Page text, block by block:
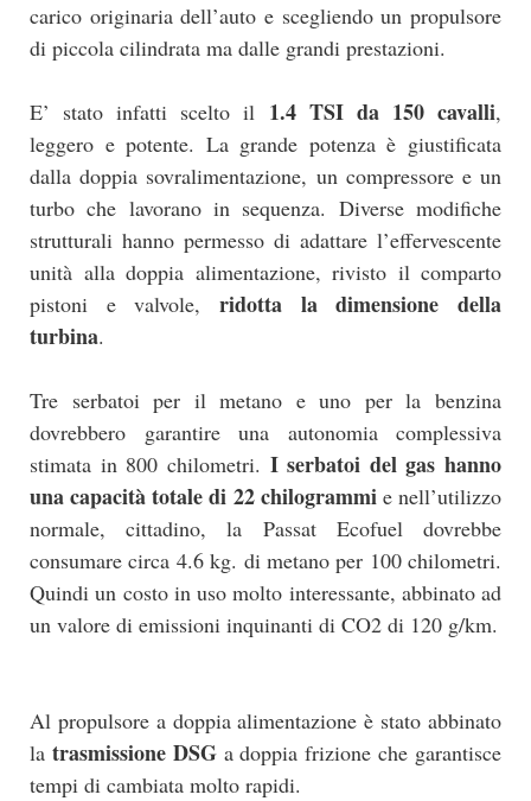
carico originaria dell’auto e scegliendo un propulsore
di piccola cilindrata ma dalle grandi prestazioni.
E’ stato infatti scelto il 1.4 TSI da 150 cavalli,
leggero e potente. La grande potenza è giustificata
dalla doppia sovralimentazione, un compressore e un
turbo che lavorano in sequenza. Diverse modifiche
strutturali hanno permesso di adattare l’effervescente
unità alla doppia alimentazione, rivisto il comparto
pistoni e valvole, ridotta la dimensione della
turbina.
Tre serbatoi per il metano e uno per la benzina
dovrebbero garantire una autonomia complessiva
stimata in 800 chilometri. I serbatoi del gas hanno
una capacità totale di 22 chilogrammie nell’utilizzo
normale, cittadino, la Passat Ecofuel dovrebbe
consumare circa 4.6 kg. di metano per 100 chilometri.
Quindi un costo in uso molto interessante, abbinato ad
un valore di emissioni inquinanti di CO2 di 120 g/km.
Al propulsore a doppia alimentazione è stato abbinato
la trasmissione DSGa doppia frizione che garantisce
tempi di cambiata molto rapidi.